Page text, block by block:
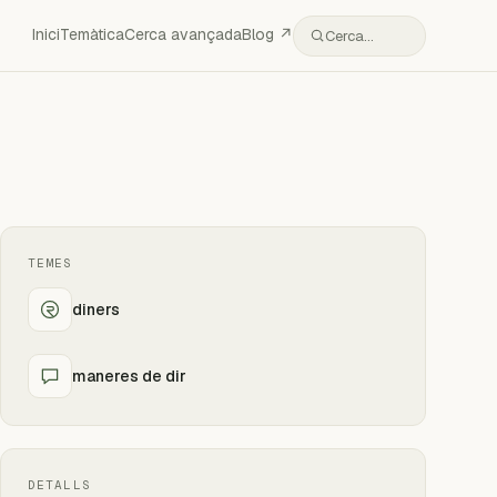
IniciTemàticaCerca avançadaBlog ↗ Cerca…
TEMES
diners
maneres de dir
DETALLS